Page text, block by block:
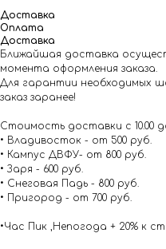
Доставка
Оплата
Доставка
Ближайшая доставка
момента оформления заказа.
Для гарантии необходимых
заказ заранее!
Стоимость доставки с 10.00
• Владивосток - от 500 руб.
• Кампус ДВФУ- от 800 руб.
• Заря - 600 руб.
• Снеговая Падь - 800 руб.
• Пригород - от 700 руб.
•Час Пик ,Непогода + 20% к